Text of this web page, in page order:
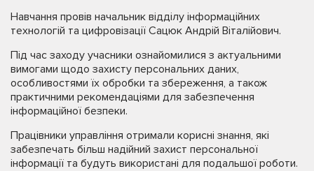
Навчання провів начальник відділу інформаційних
технологій та цифровізації Сацюк Андрій Віталійович.
Під час заходу учасники ознайомилися з актуальними
вимогами щодо захисту персональних даних,
особливостями їх обробки та збереження, а також
практичними рекомендаціями для забезпечення
інформаційної безпеки.
Працівники управління отримали корисні знання, які
забезпечать більш надійний захист персональної
інформації та будуть використані для подальшої роботи.